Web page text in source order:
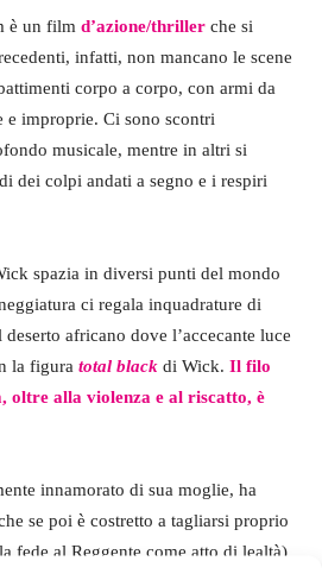
è un film d’azione/thriller che si
infatti, non mancano le scene
corpo a corpo, con armi da
e improprie. Ci sono scontri
musicale, mentre in altri si
dei colpi andati a segno e i respiri
spazia in diversi punti del mondo
ci regala inquadrature di
africano dove l’accecante luce
la figura total black di Wick. Il filo
oltre alla violenza e al riscatto, è
innamorato di sua moglie, ha
se poi è costretto a tagliarsi proprio
fede al Reggente come atto di lealtà)